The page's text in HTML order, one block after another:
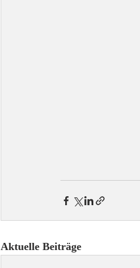
Aktuelle Beiträge